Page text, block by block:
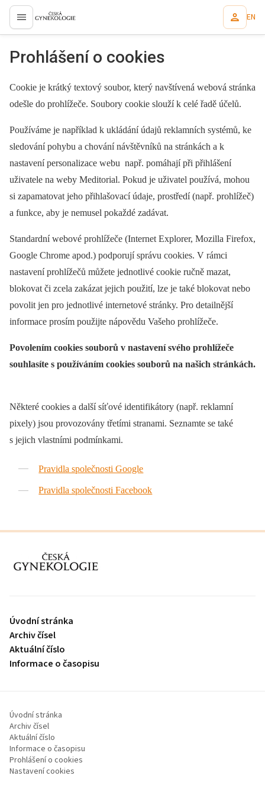
proLékaře.cz EN
Prohlášení o cookies
Cookie je krátký textový soubor, který navštívená webová stránka
odešle do prohlížeče. Soubory cookie slouží k celé řadě účelů.
Používáme je například k ukládání údajů reklamních systémů, ke
sledování pohybu a chování návštěvníků na stránkách a k
nastavení personalizace webu např. pomáhají při přihlášení
uživatele na weby Meditorial. Pokud je uživatel používá, mohou
si zapamatovat jeho přihlašovací údaje, prostředí (např. prohlížeč)
a funkce, aby je nemusel pokaždé zadávat.
Standardní webové prohlížeče (Internet Explorer, Mozilla Firefox,
Google Chrome apod.) podporují správu cookies. V rámci
nastavení prohlížečů můžete jednotlivé cookie ručně mazat,
blokovat či zcela zakázat jejich použití, lze je také blokovat nebo
povolit jen pro jednotlivé internetové stránky. Pro detailnější
informace prosím použijte nápovědu Vašeho prohlížeče.
Povolením cookies souborů v nastavení svého prohlížeče
souhlasíte s používáním cookies souborů na našich stránkách.
Některé cookies a další síťové identifikátory (např. reklamní
pixely) jsou provozovány třetími stranami. Seznamte se také
s jejich vlastními podmínkami.
Pravidla společnosti Google
Pravidla společnosti Facebook
proLékaře.cz
Úvodní stránka
Archiv čísel
Aktuální číslo
Informace o časopisu
Úvodní stránka
Archiv čísel
Aktuální číslo
Informace o časopisu
Prohlášení o cookies
Nastavení cookies